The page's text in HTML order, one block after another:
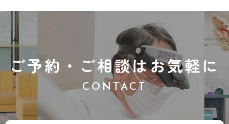
ご予約・ご相談はお気軽に
CONTACT